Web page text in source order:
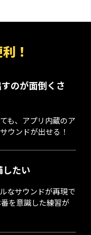
！
のが面倒くさ
も、アプリ内蔵のア
ウンドが出せる！
たい
なサウンドが再現で
を意識した練習が